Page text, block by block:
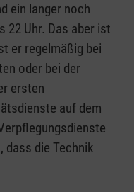
ein langer noch
22 Uhr. Das aber ist
er regelmäßig bei
oder bei der
ersten
auf dem
dass die Technik